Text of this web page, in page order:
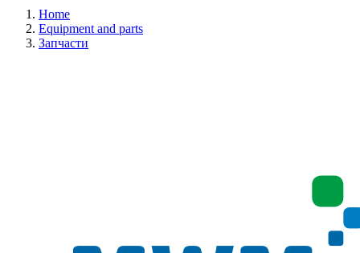
Home
Equipment and parts
Запчасти